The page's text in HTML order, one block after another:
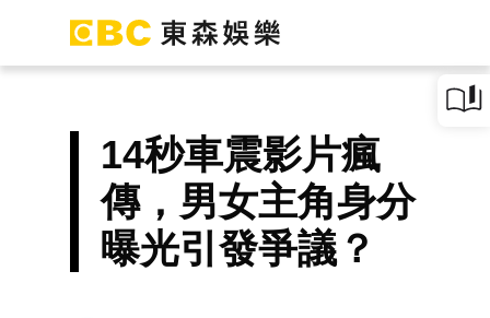
14秒車震影片瘋
傳，男女主角身分
曝光引發爭議？